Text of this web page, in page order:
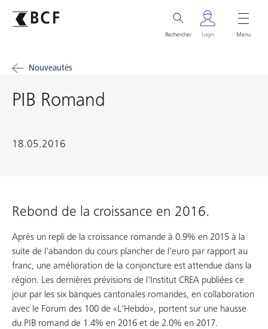
Rechercher Login Menu
Nouveautés
PIB Romand
18.05.2016
Rebond de la croissance en 2016.
Après un repli de la croissance romande à 0.9% en 2015 à la
suite de l'abandon du cours plancher de l'euro par rapport au
franc, une amélioration de la conjoncture est attendue dans la
région. Les dernières prévisions de l'Institut CREA publiées ce
jour par les six banques cantonales romandes, en collaboration
avec le Forum des 100 de «L'Hebdo», portent sur une hausse
du PIB romand de 1.4% en 2016 et de 2.0% en 2017.